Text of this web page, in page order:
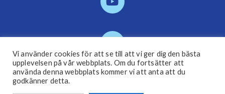
Vi använder cookies för att se till att vi ger dig den bästa
upplevelsen på vår webbplats. Om du fortsätter att
använda denna webbplats kommer vi att anta att du
godkänner detta.